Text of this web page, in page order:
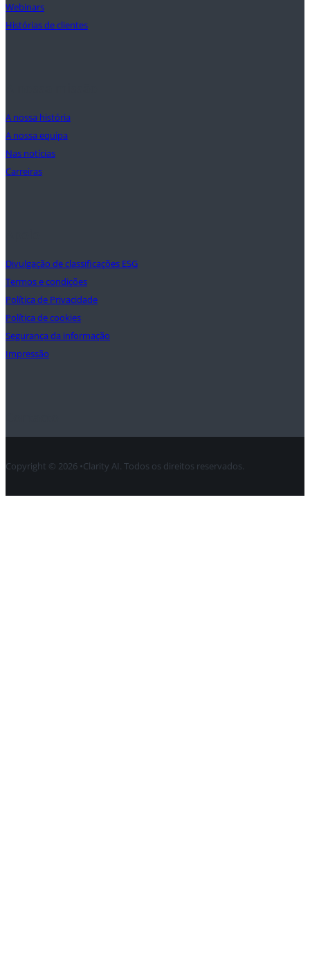
Webinars
Histórias de clientes
A nossa história
A nossa equipa
Nas notícias
Carreiras
Divulgação de classificações ESG
Termos e condições
Política de Privacidade
Política de cookies
Segurança da informação
Impressão
Copyright © 2026 •Clarity AI. Todos os direitos reservados.